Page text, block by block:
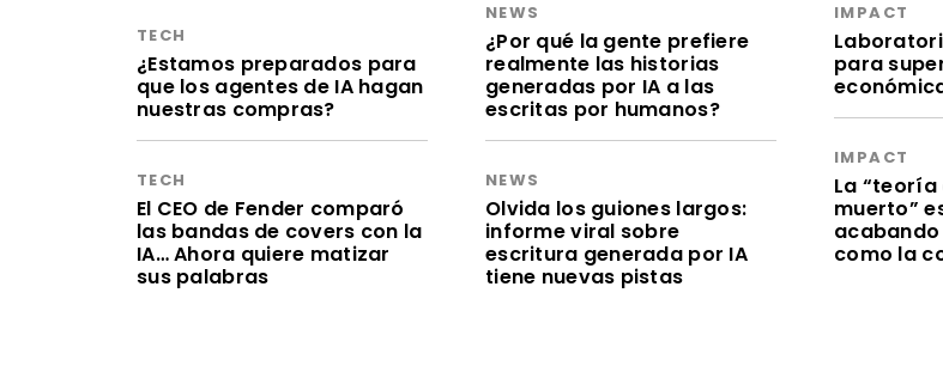
TECH
¿Estamos preparados para
que los agentes de IA hagan
nuestras compras?
TECH
El CEO de Fender comparó
las bandas de covers con la
IA… Ahora quiere matizar
sus palabras
NEWS
¿Por qué la gente prefiere
realmente las historias
generadas por IA a las
escritas por humanos?
NEWS
Olvida los guiones largos:
informe viral sobre
escritura generada por IA
tiene nuevas pistas
IMPACT
para
IMPACT
La
muerto”
como la